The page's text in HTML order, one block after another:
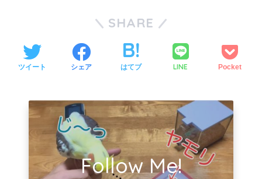
SHARE
ツイート シェア はてブ LINE Pocket
Follow Me!